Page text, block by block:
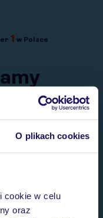
O plikach cookies
cookie w celu
oraz
1 w Polsce
wakacje.